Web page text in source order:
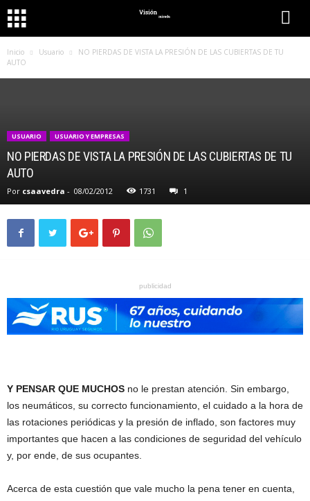
Inicio Usuario
NO PIERDAS DE VISTA LA PRESIÓN DE LAS CUBIERTAS DE TU
AUTO
USUARIO USUARIO Y EMPRESAS
NO PIERDAS DE VISTA LA PRESIÓN DE LAS CUBIERTAS DE TU
AUTO
Por csaavedra - 08/02/2012 1731 1
publicidad
Y PENSAR QUE MUCHOS no le prestan atención. Sin embargo,
los neumáticos, su correcto funcionamiento, el cuidado a la hora de
las rotaciones periódicas y la presión de inflado, son factores muy
importantes que hacen a las condiciones de seguridad del vehículo
y, por ende, de sus ocupantes.
Acerca de esta cuestión que vale mucho la pena tener en cuenta,